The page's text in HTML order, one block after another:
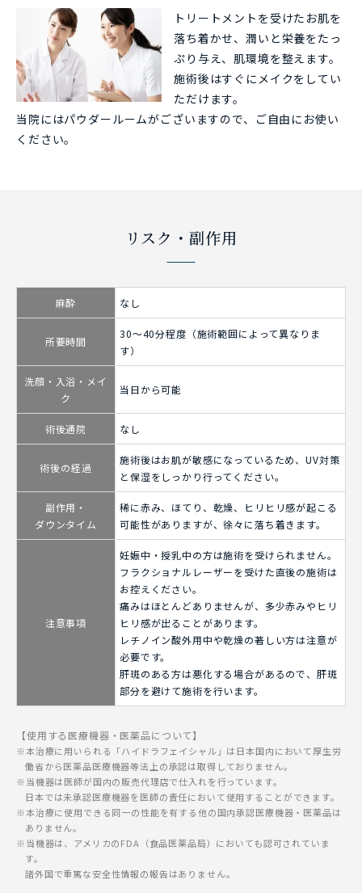
トリートメントを受けたお肌を
落ち着かせ、潤いと栄養をたっ
ぷり与え、肌環境を整えます。
施術後はすぐにメイクをしてい
ただけます。
当院にはパウダールームがございますので、ご自由にお使い
ください。
リスク・副作用
麻酔 なし
所要時間
30～40分程度（施術範囲によって異なりま
す）
洗顔・入浴・メイ
ク
当日から可能
術後通院 なし
術後の経過
施術後はお肌が敏感になっているため、UV対策
と保湿をしっかり行ってください。
副作用・
ダウンタイム
稀に赤み、ほてり、乾燥、ヒリヒリ感が起こる
可能性がありますが、徐々に落ち着きます。
注意事項
妊娠中・授乳中の方は施術を受けられません。
フラクショナルレーザーを受けた直後の施術は
お控えください。
痛みはほとんどありませんが、多少赤みやヒリ
ヒリ感が出ることがあります。
レチノイン酸外用中や乾燥の著しい方は注意が
必要です。
肝斑のある方は悪化する場合があるので、肝斑
部分を避けて施術を行います。
【使用する医療機器・医薬品について】
本治療に用いられる「ハイドラフェイシャル」は日本国内において厚生労
働省から医薬品医療機器等法上の承認は取得しておりません。
当機器は医師が国内の販売代理店で仕入れを行っています。
日本では未承認医療機器を医師の責任において使用することができます。
本治療に使用できる同一の性能を有する他の国内承認医療機器・医薬品は
ありません。
当機器は、アメリカのFDA（食品医薬品局）においても認可されていま
す。
諸外国で重篤な安全性情報の報告はありません。